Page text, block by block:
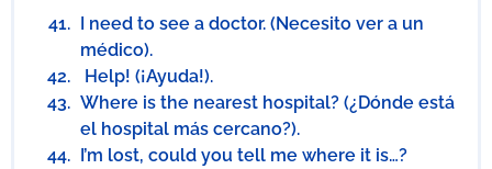
I need to see a doctor. (Necesito ver a un
médico).
Help! (¡Ayuda!).
Where is the nearest hospital? (¿Dónde está
el hospital más cercano?).
I’m lost, could you tell me where it is…?